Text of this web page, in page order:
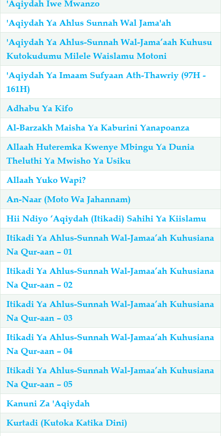
Salaf Wa Ummah Firaq-Makundi
Fiqh-Ibaadah Duaa-Adhkaar
Fataawa Za Ulamaa
Akhlaaq-Aadaab
Familia-Jamii Maswali-Majibu
Chemsha Bongo Vitabu
Mapishi
'Aqiydah Iwe Mwanzo
'Aqiydah Ya Ahlus Sunnah Wal Jama'ah
'Aqiydah Ya Ahlus-Sunnah Wal-Jama’aah Kuhusu
Kutokudumu Milele Waislamu Motoni
'Aqiydah Ya Imaam Sufyaan Ath-Thawriy (97H -
161H)
Adhabu Ya Kifo
Al-Barzakh Maisha Ya Kaburini Yanapoanza
Allaah Huteremka Kwenye Mbingu Ya Dunia
Theluthi Ya Mwisho Ya Usiku
Allaah Yuko Wapi?
An-Naar (Moto Wa Jahannam)
Hii Ndiyo ‘Aqiydah (Itikadi) Sahihi Ya Kiislamu
Itikadi Ya Ahlus-Sunnah Wal-Jamaa’ah Kuhusiana
Na Qur-aan – 01
Itikadi Ya Ahlus-Sunnah Wal-Jamaa’ah Kuhusiana
Na Qur-aan – 02
Itikadi Ya Ahlus-Sunnah Wal-Jamaa’ah Kuhusiana
Na Qur-aan – 03
Itikadi Ya Ahlus-Sunnah Wal-Jamaa’ah Kuhusiana
Na Qur-aan – 04
Itikadi Ya Ahlus-Sunnah Wal-Jamaa’ah Kuhusiana
Na Qur-aan – 05
Kanuni Za 'Aqiydah
Kurtadi (Kutoka Katika Dini)